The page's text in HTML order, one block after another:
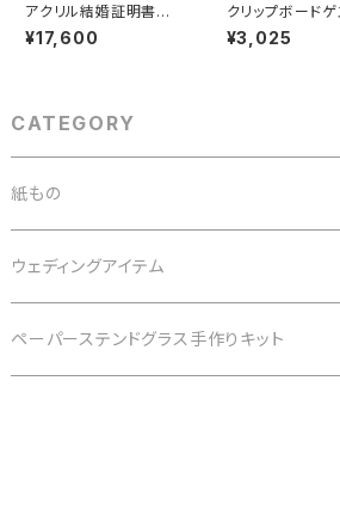
アクリル結婚証明書
フラワーホワイトグリー
ン
¥17,600
クリップボード
ック【C】ホワイト
¥3,025
CATEGORY
紙もの
紙の詰め合わせセット
メッセージカード・アソートセット
ウェディングアイテム
アクリル結婚証明書
ペーパーステンドグラス手作りキット